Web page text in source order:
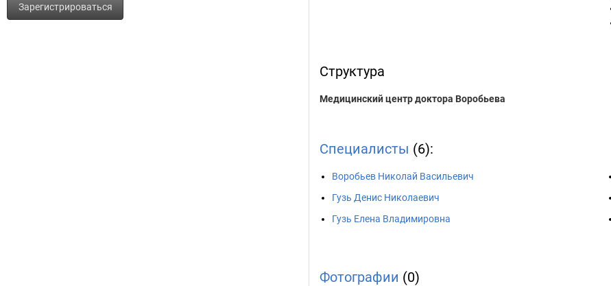
Зарегистрироваться
Структура
Медицинский центр доктора Воробьева
Специалисты (6):
Воробьев Николай Васильевич
Гузь Денис Николаевич
Гузь Елена Владимировна
Фотографии (0)